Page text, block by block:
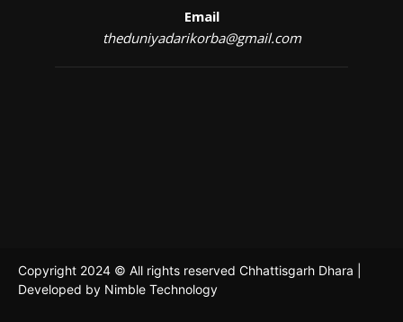
Email
theduniyadarikorba@gmail.com
Copyright 2024 © All rights reserved Chhattisgarh Dhara |
Developed by Nimble Technology